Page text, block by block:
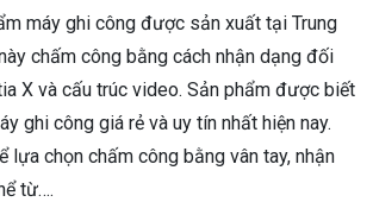
máy ghi công được sản xuất tại Trung
chấm công bằng cách nhận dạng đối
X và cấu trúc video. Sản phẩm được biết
ghi công giá rẻ và uy tín nhất hiện nay.
lựa chọn chấm công bằng vân tay, nhận
từ….